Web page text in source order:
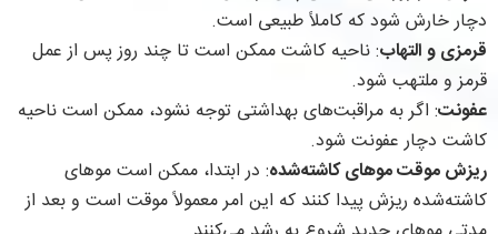
دچار خارش شود که کاملاً طبیعی است.
قرمزی و التهاب: ناحیه کاشت ممکن است تا چند روز پس از عمل
قرمز و ملتهب شود.
عفونت: اگر به مراقبت‌های بهداشتی توجه نشود، ممکن است ناحیه
کاشت دچار عفونت شود.
ریزش موقت موهای کاشته‌شده: در ابتدا، ممکن است موهای
کاشته‌شده ریزش پیدا کنند که این امر معمولاً موقت است و بعد از